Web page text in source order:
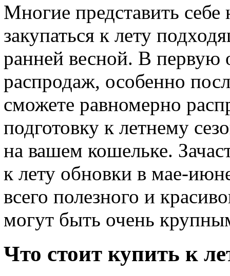
Многие представить себе
закупаться к лету
ранней весной. В первую
распродаж, особенно
сможете равномерно
подготовку к летнему
на вашем кошельке.
к лету обновки в мае-
всего полезного и
могут быть очень
Что стоит купить к